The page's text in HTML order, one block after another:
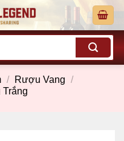
/ Rượu Vang /